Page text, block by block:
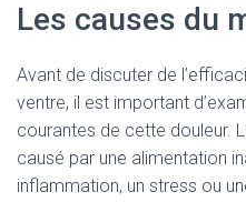
Les causes du
Avant de discuter de
ventre, il est important
courantes de cette douleur.
causé par une alimentation
inflammation, un stress ou